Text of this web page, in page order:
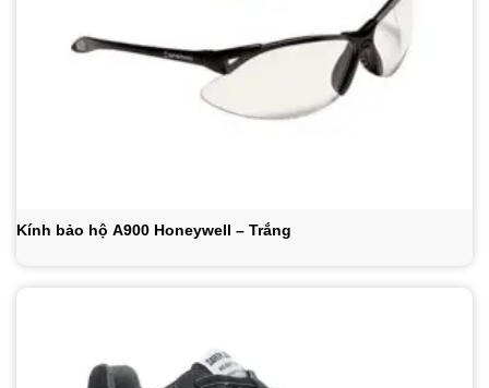
Kính bảo hộ A900 Honeywell – Trắng